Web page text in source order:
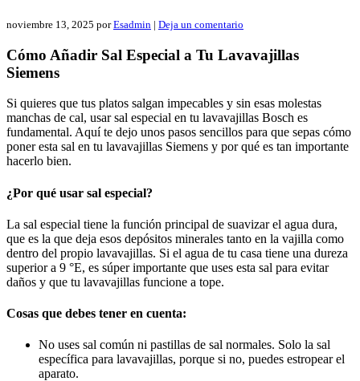
noviembre 13, 2025 porEsadmin | Deja un comentario
Cómo Añadir Sal Especial a Tu Lavavajillas
Siemens
Si quieres que tus platos salgan impecables y sin esas molestas
manchas de cal, usar sal especial en tu lavavajillas Bosch es
fundamental. Aquí te dejo unos pasos sencillos para que sepas cómo
poner esta sal en tu lavavajillas Siemens y por qué es tan importante
hacerlo bien.
¿Por qué usar sal especial?
La sal especial tiene la función principal de suavizar el agua dura,
que es la que deja esos depósitos minerales tanto en la vajilla como
dentro del propio lavavajillas. Si el agua de tu casa tiene una dureza
superior a 9 °E, es súper importante que uses esta sal para evitar
daños y que tu lavavajillas funcione a tope.
Cosas que debes tener en cuenta:
No uses sal común ni pastillas de sal normales. Solo la sal
específica para lavavajillas, porque si no, puedes estropear el
aparato.